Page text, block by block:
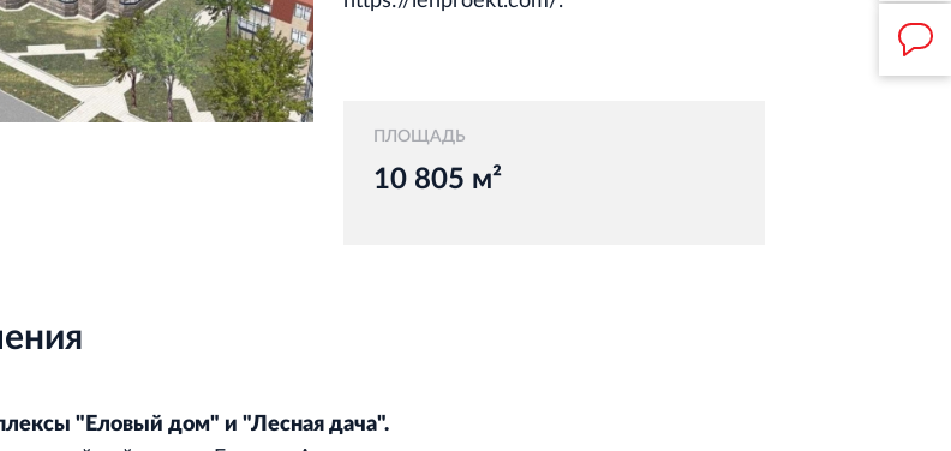
ПЛОЩАДЬ
10 805 м²
"Еловый дом" и "Лесная дача".